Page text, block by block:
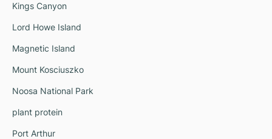
Kings Canyon
Lord Howe Island
Magnetic Island
Mount Kosciuszko
Noosa National Park
plant protein
Port Arthur